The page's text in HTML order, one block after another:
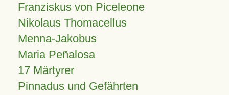
Franziskus von Piceleone
Nikolaus Thomacellus
Menna-Jakobus
Maria Peñalosa
17 Märtyrer
Pinnadus und Gefährten